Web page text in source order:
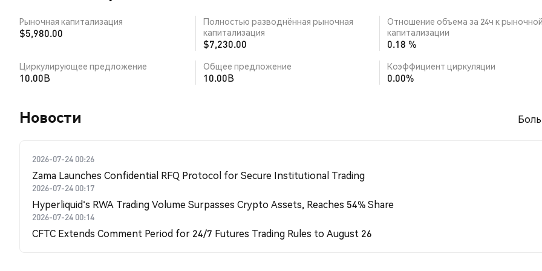
Рыночная капитализация
$5,980.00
Полностью разводнённая рыночная
капитализация
$7,230.00
Отношение объема за 24ч к
капитализации
0.18 %
Циркулирующее предложение
10.00B
Общее предложение
10.00B
Коэффициент циркуляции
0.00%
Новости
2026-07-24 00:26
Zama Launches Confidential RFQ Protocol for Secure Institutional Trading
2026-07-24 00:17
Hyperliquid's RWA Trading Volume Surpasses Crypto Assets, Reaches 54% Share
2026-07-24 00:14
CFTC Extends Comment Period for 24/7 Futures Trading Rules to August 26